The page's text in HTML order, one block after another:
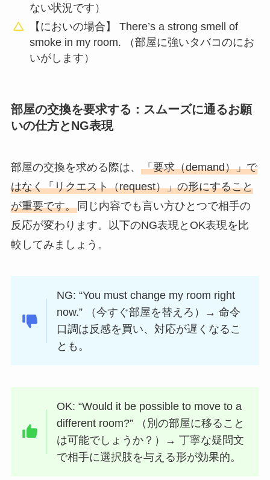
ない状況です）
【においの場合】 There’s a strong smell of
smoke in my room. （部屋に強いタバコのにお
いがします）
部屋の交換を要求する：スムーズに通るお願
いの仕方とNG表現
部屋の交換を求める際は、 「要求（demand）」で
はなく「リクエスト（request）」の形にすること
が重要です。同じ内容でも言い方ひとつで相手の
反応が変わります。以下のNG表現とOK表現を比
較してみましょう。
NG: “You must change my room right
now.” （今すぐ部屋を替えろ）→ 命令
口調は反感を買い、対応が遅くなるこ
とも。
OK: “Would it be possible to move to a
different room?” （別の部屋に移ること
は可能でしょうか？）→ 丁寧な疑問文
で相手に選択肢を与える形が効果的。